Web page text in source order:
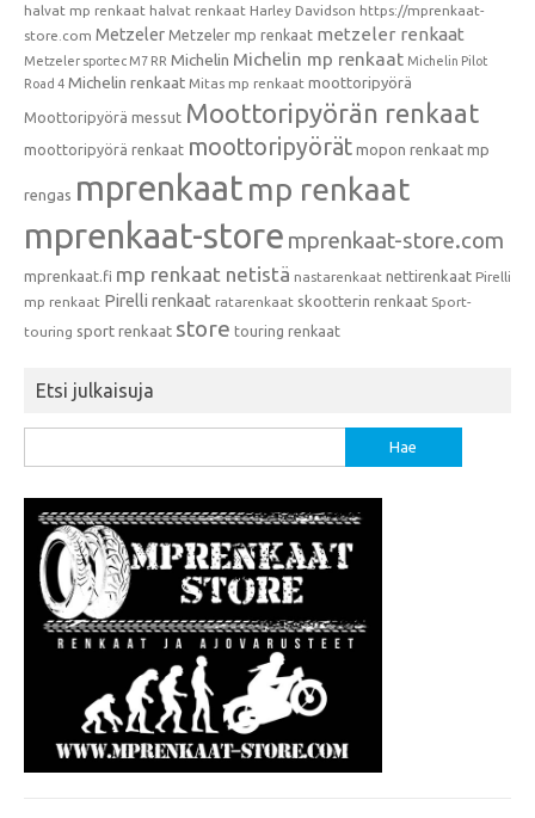
halvat mp renkaat halvat renkaat Harley Davidson https://mprenkaat-
store.com Metzeler Metzeler mp renkaat metzeler renkaat
Metzeler sportec M7 RR Michelin Michelin mp renkaat Michelin Pilot
Road 4 Michelin renkaat Mitas mp renkaat moottoripyörä
Moottoripyörä messut Moottoripyörän renkaat
moottoripyörä renkaat moottoripyörät mopon renkaat mp
rengas mprenkaat mp renkaat
mprenkaat-store mprenkaat-store.com
mprenkaat.fi mp renkaat netistä nastarenkaat nettirenkaat Pirelli
mp renkaat Pirelli renkaat ratarenkaat skootterin renkaat Sport-
touring sport renkaat store touring renkaat
Etsi julkaisuja